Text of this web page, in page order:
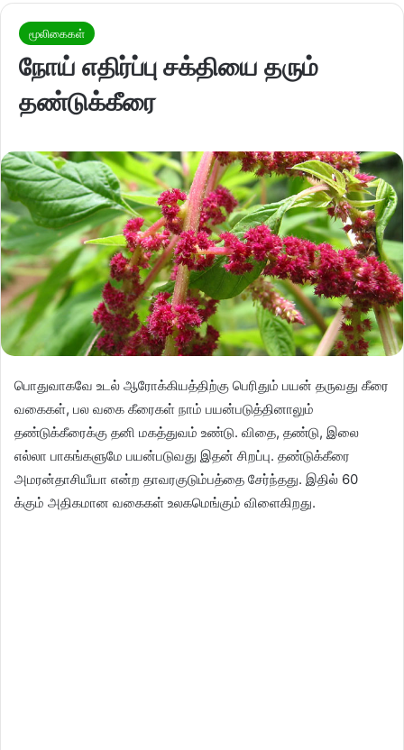
மூலிகைகள்
நோய் எதிர்ப்பு சக்தியை தரும்
தண்டுக்கீரை
பொதுவாகவே உடல் ஆரோக்கியத்திற்கு பெரிதும் பயன் தருவது கீரை
வகைகள், பல வகை கீரைகள் நாம் பயன்படுத்தினாலும்
தண்டுக்கீரைக்கு தனி மகத்துவம் உண்டு. விதை, தண்டு, இலை
எல்லா பாகங்களுமே பயன்படுவது இதன் சிறப்பு. தண்டுக்கீரை
அமரன்தாசியீயா என்ற தாவரகுடும்பத்தை சேர்ந்தது. இதில் 60
க்கும் அதிகமான வகைகள் உலகமெங்கும் விளைகிறது.